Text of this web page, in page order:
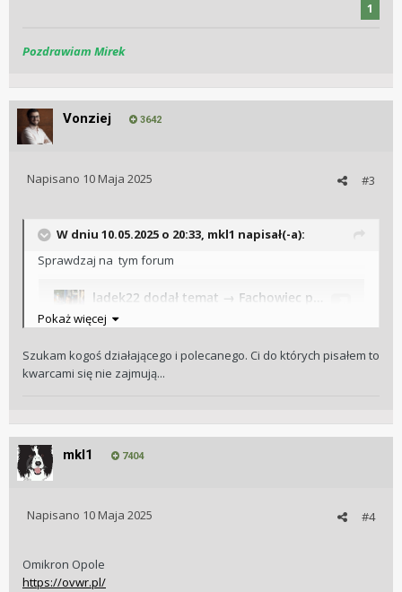
1
Pozdrawiam Mirek
Vonziej 3642
#3
Napisano 10 Maja 2025
W dniu 10.05.2025 o 20:33, mkl1 napisał(-a):
Sprawdzaj na tym forum
Pokaż więcej
Szukam kogoś działającego i polecanego. Ci do których pisałem to
kwarcami się nie zajmują...
mkl1 7404
#4
Napisano 10 Maja 2025
Omikron Opole
https://ovwr.pl/